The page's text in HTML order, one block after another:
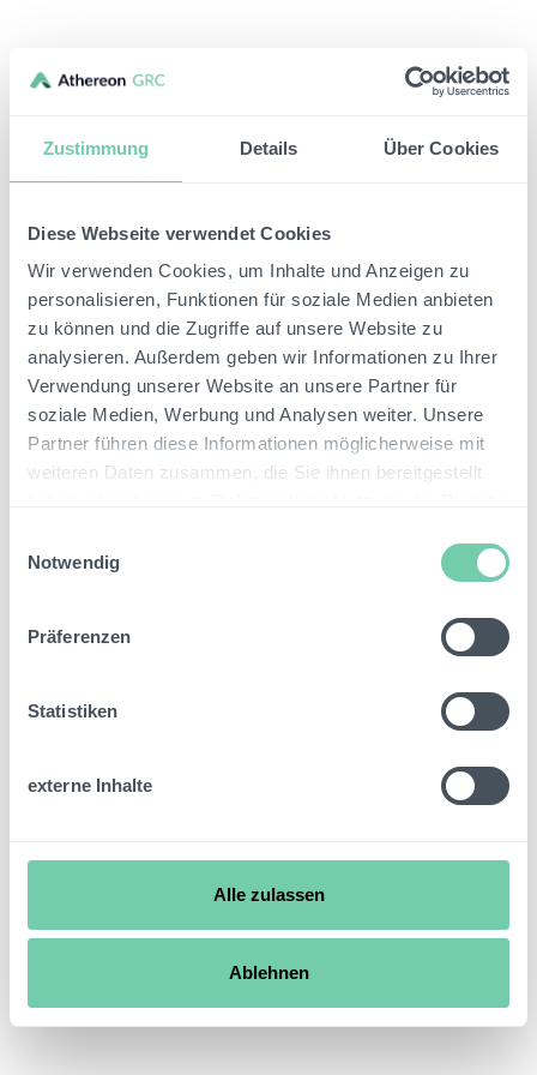
Zustimmung Details Über Cookies
Diese Webseite verwendet Cookies
Wir verwenden Cookies, um Inhalte und Anzeigen zu
personalisieren, Funktionen für soziale Medien anbieten
zu können und die Zugriffe auf unsere Website zu
analysieren. Außerdem geben wir Informationen zu Ihrer
Verwendung unserer Website an unsere Partner für
soziale Medien, Werbung und Analysen weiter. Unsere
Partner führen diese Informationen möglicherweise mit
weiteren Daten zusammen, die Sie ihnen bereitgestellt
Notwendig
Präferenzen
Statistiken
externe Inhalte
Alle zulassen
Ablehnen